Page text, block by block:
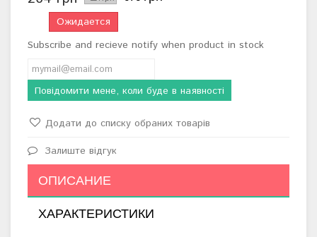
Ожидается
Subscribe and recieve notify when product in stock
Повідомити мене, коли буде в наявності
Додати до списку обраних товарів
Залиште відгук
ОПИСАНИЕ
ХАРАКТЕРИСТИКИ